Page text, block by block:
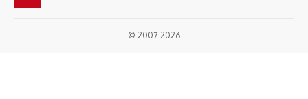
© 2007-2026